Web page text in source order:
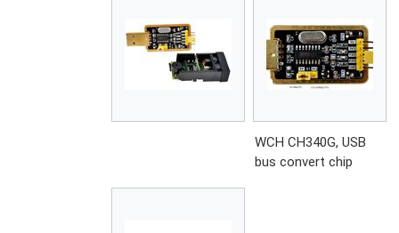
WCH CH340G, USB
bus convert chip